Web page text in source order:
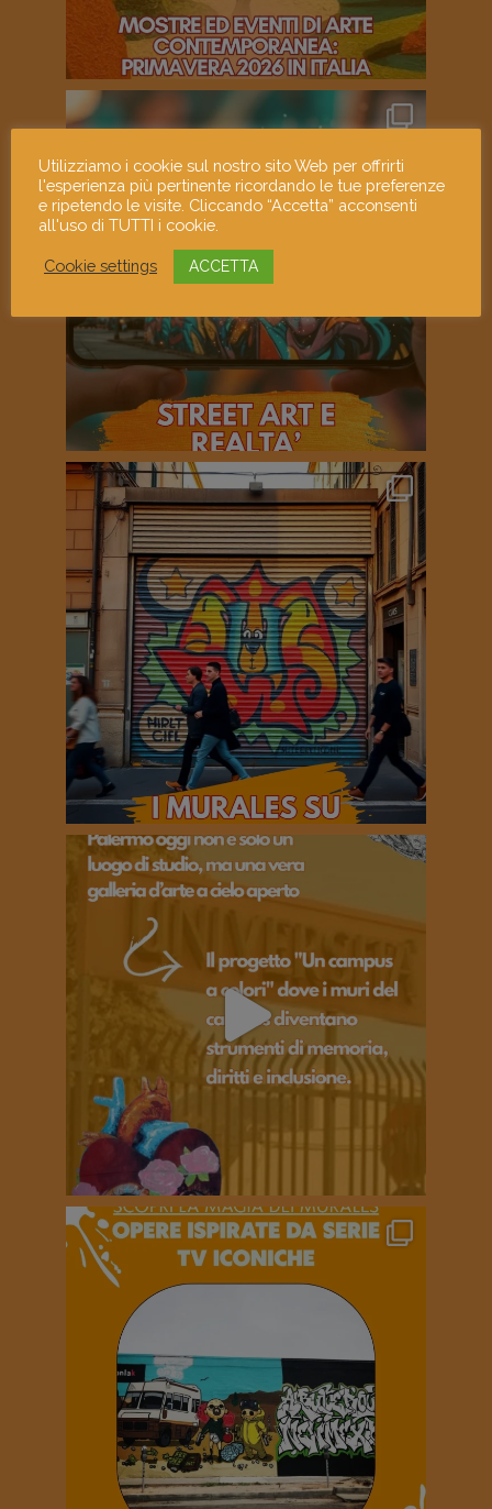
Utilizziamo i cookie sul nostro sito Web per offrirti
l'esperienza più pertinente ricordando le tue preferenze
e ripetendo le visite. Cliccando “Accetta” acconsenti
all'uso di TUTTI i cookie.
Cookie settings ACCETTA